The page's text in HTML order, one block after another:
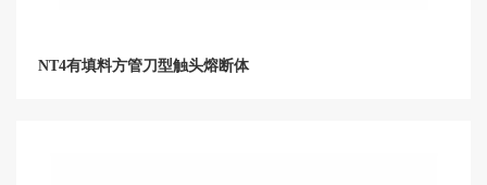
NT4有填料方管刀型触头熔断体